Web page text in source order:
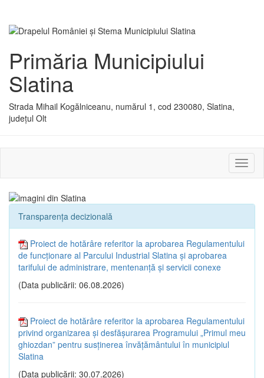
Primăria Municipiului
Slatina
Strada Mihail Kogălniceanu, numărul 1, cod 230080, Slatina,
județul Olt
sau
Transparența decizională
Proiect de hotărâre referitor la aprobarea Regulamentului
de funcţionare al Parcului Industrial Slatina şi aprobarea
tarifului de administrare, mentenanţă şi servicii conexe
(Data publicării: 06.08.2026)
Proiect de hotărâre referitor la aprobarea Regulamentului
privind organizarea și desfășurarea Programului „Primul meu
ghiozdan” pentru susținerea învățământului în municipiul
Slatina
(Data publicării: 30.07.2026)